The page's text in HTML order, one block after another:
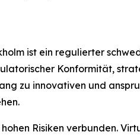
ist ein regulierter
Konformität,
zu innovativen und
Risiken verbunden.